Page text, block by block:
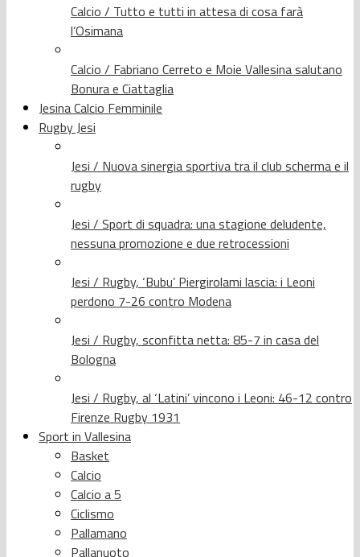
Calcio / Tutto e tutti in attesa di cosa farà
l’Osimana
Calcio / Fabriano Cerreto e Moie Vallesina salutano
Bonura e Ciattaglia
Jesina Calcio Femminile
Rugby Jesi
Jesi / Nuova sinergia sportiva tra il club scherma e il
rugby
Jesi / Sport di squadra: una stagione deludente,
nessuna promozione e due retrocessioni
Jesi / Rugby, ‘Bubu’ Piergirolami lascia: i Leoni
perdono 7-26 contro Modena
Jesi / Rugby, sconfitta netta: 85-7 in casa del
Bologna
Jesi / Rugby, al ‘Latini’ vincono i Leoni: 46-12 contro
Firenze Rugby 1931
Sport in Vallesina
Basket
Calcio
Calcio a 5
Ciclismo
Pallamano
Pallanuoto